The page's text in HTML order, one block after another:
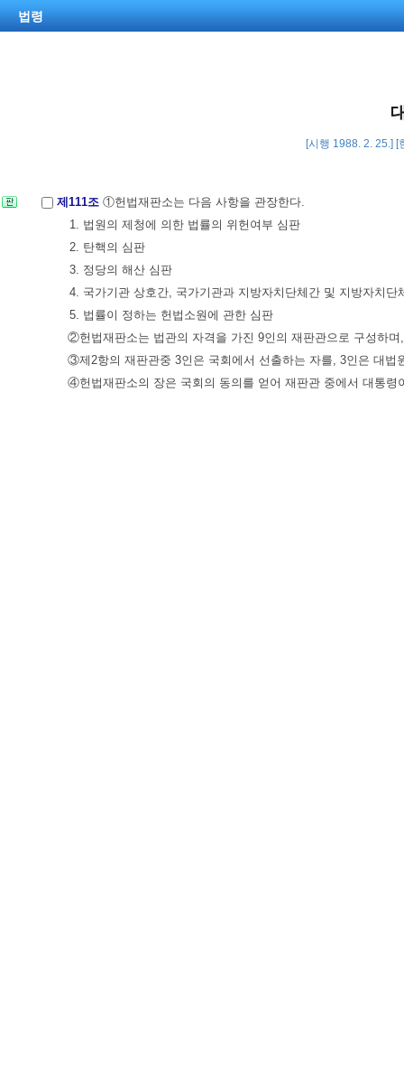
법령
[시행 1988. 2. 25.]
제111조 ①헌법재판소는 다음 사항을 관장한다.
1. 법원의 제청에 의한 법률의 위헌여부 심판
2. 탄핵의 심판
3. 정당의 해산 심판
4. 국가기관 상호간, 국가기관과 지방자치단체간 및 지방자치단
5. 법률이 정하는 헌법소원에 관한 심판
②헌법재판소는 법관의 자격을 가진 9인의 재판관으로 구성하
③제2항의 재판관중 3인은 국회에서 선출하는 자를, 3인은 대법
④헌법재판소의 장은 국회의 동의를 얻어 재판관 중에서 대통령